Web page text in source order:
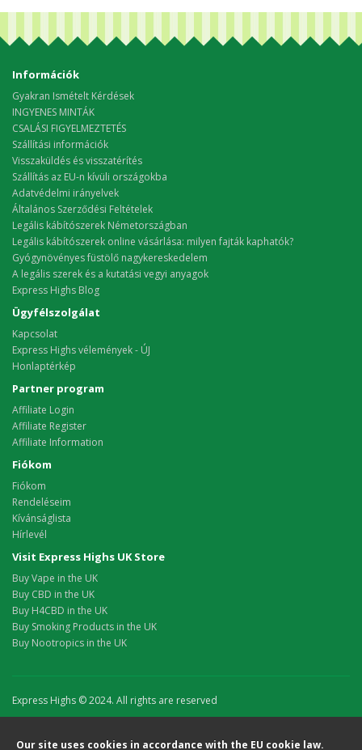
Információk
Gyakran Ismételt Kérdések
INGYENES MINTÁK
CSALÁSI FIGYELMEZTETÉS
Szállítási információk
Visszaküldés és visszatérítés
Szállítás az EU-n kívüli országokba
Adatvédelmi irányelvek
Általános Szerződési Feltételek
Legális kábítószerek Németországban
Legális kábítószerek online vásárlása: milyen fajták kaphatók?
Gyógynövényes füstölő nagykereskedelem
A legális szerek és a kutatási vegyi anyagok
Express Highs Blog
Ügyfélszolgálat
Kapcsolat
Express Highs vélemények - ÚJ
Honlaptérkép
Partner program
Affiliate Login
Affiliate Register
Affiliate Information
Fiókom
Fiókom
Rendeléseim
Kívánságlista
Hírlevél
Visit Express Highs UK Store
Buy Vape in the UK
Buy CBD in the UK
Buy H4CBD in the UK
Buy Smoking Products in the UK
Buy Nootropics in the UK
Express Highs © 2024. All rights are reserved
Our site uses cookies in accordance with the EU cookie law.